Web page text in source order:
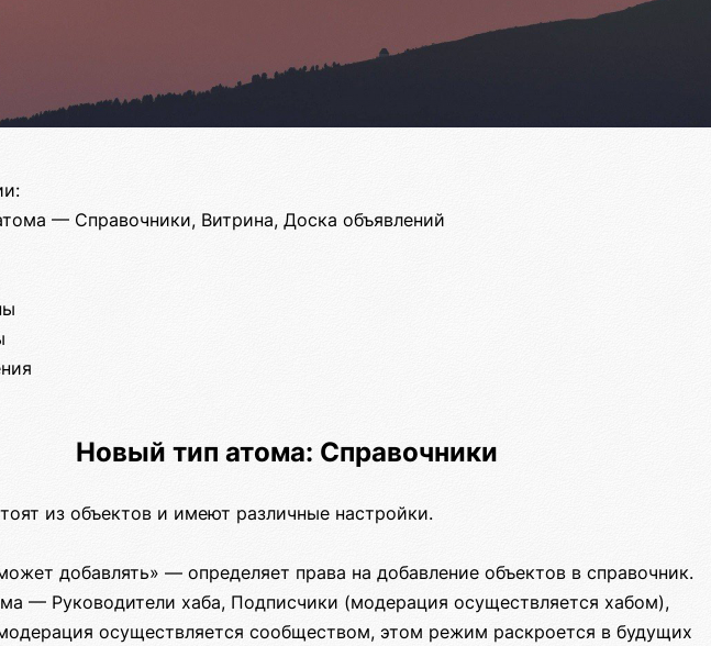
— Справочники, Витрина, Доска объявлений
Новый тип атома: Справочники
из объектов и имеют различные настройки.
добавлять» — определяет права на добавление объектов в справочник.
— Руководители хаба, Подписчики (модерация осуществляется хабом),
осуществляется сообществом, этом режим раскроется в будущих